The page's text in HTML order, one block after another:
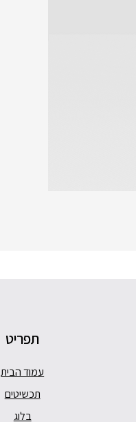
תפריט
עמוד הבית
תכשיטים
בלוג